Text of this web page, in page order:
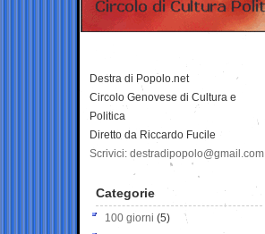
Destra di Popolo.net
Circolo Genovese di Cultura e
Politica
Diretto da Riccardo Fucile
Scrivici: destradipopolo@gmail.com
Categorie
100 giorni (5)